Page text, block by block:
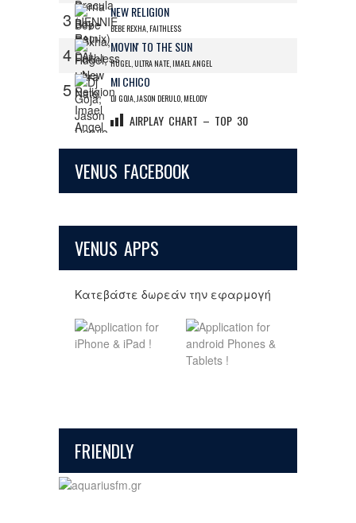
3 NEW RELIGION
BEBE REXHA, FAITHLESS
4 MOVIN' TO THE SUN
HUGEL, ULTRA NATE, IMAEL ANGEL
5 MI CHICO
DJ GOJA, JASON DERULO, MELODY
AIRPLAY CHART – TOP 30
VENUS FACEBOOK
VENUS APPS
Κατεβάστε δωρεάν την εφαρμογή
FRIENDLY